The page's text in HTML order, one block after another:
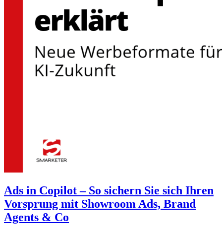
Ads in Copilot – So sichern Sie sich Ihren
Vorsprung mit Showroom Ads, Brand
Agents & Co